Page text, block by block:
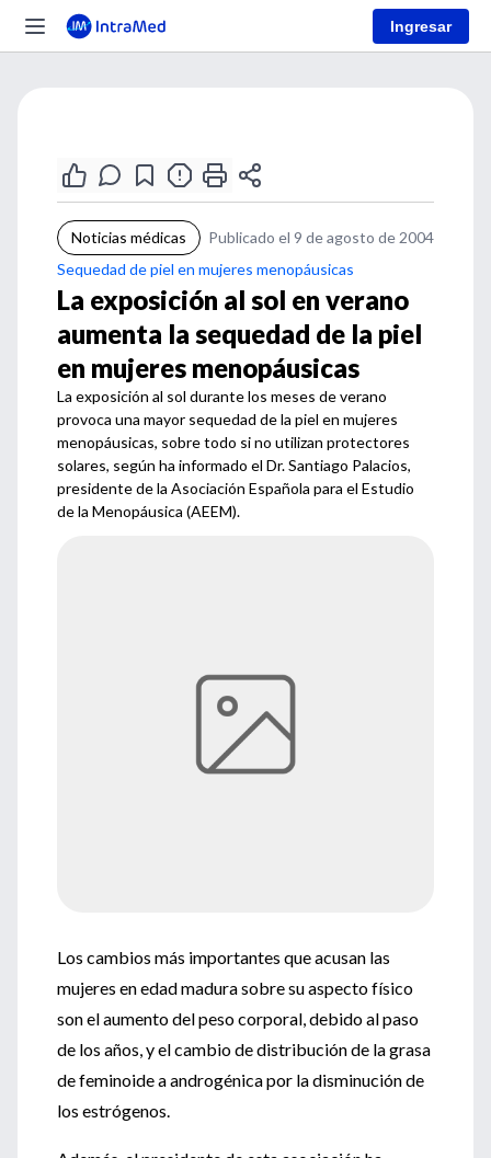
Ingresar
Noticias médicas
Publicado el 9 de agosto de 2004
Sequedad de piel en mujeres menopáusicas
La exposición al sol en verano
aumenta la sequedad de la piel
en mujeres menopáusicas
La exposición al sol durante los meses de verano
provoca una mayor sequedad de la piel en mujeres
menopáusicas, sobre todo si no utilizan protectores
solares, según ha informado el Dr. Santiago Palacios,
presidente de la Asociación Española para el Estudio
de la Menopáusica (AEEM).
Los cambios más importantes que acusan las
mujeres en edad madura sobre su aspecto físico
son el aumento del peso corporal, debido al paso
de los años, y el cambio de distribución de la grasa
de feminoide a androgénica por la disminución de
los estrógenos.